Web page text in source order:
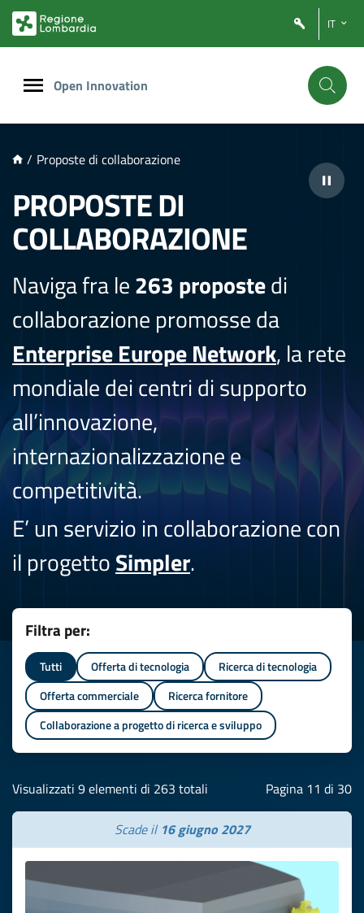
PRINCIPALE
IT
Open Innovation
/ Proposte di collaborazione
PROPOSTE DI
COLLABORAZIONE
Naviga fra le263 propostedi
collaborazione promosse da
Enterprise Europe Network, la rete
mondiale dei centri di supporto
all’innovazione,
internazionalizzazione e
competitività.
E’ un servizio in collaborazione con
il progettoSimpler.
Filtra per:
Tutti Offerta di tecnologia
Ricerca di tecnologia
Offerta commerciale
Ricerca fornitore
Collaborazione a progetto di ricerca e sviluppo
Visualizzati 9 elementi di 263 totali Pagina 11 di 30
Scade il 16 giugno 2027